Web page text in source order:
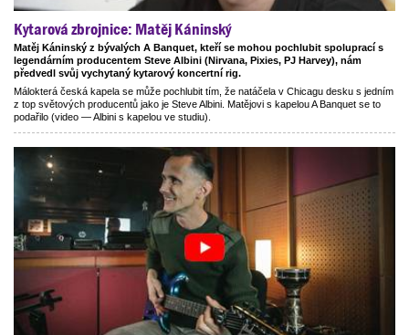
Kytarová zbrojnice: Matěj Káninský
Matěj Káninský z bývalých A Banquet, kteří se mohou pochlubit spoluprací s
legendárním producentem Steve Albini (Nirvana, Pixies, PJ Harvey), nám
předvedl svůj vychytaný kytarový koncertní rig.
Málokterá česká kapela se může pochlubit tím, že natáčela v Chicagu desku s jedním
z top světových producentů jako je Steve Albini. Matějovi s kapelou A Banquet se to
podařilo (video — Albini s kapelou ve studiu).